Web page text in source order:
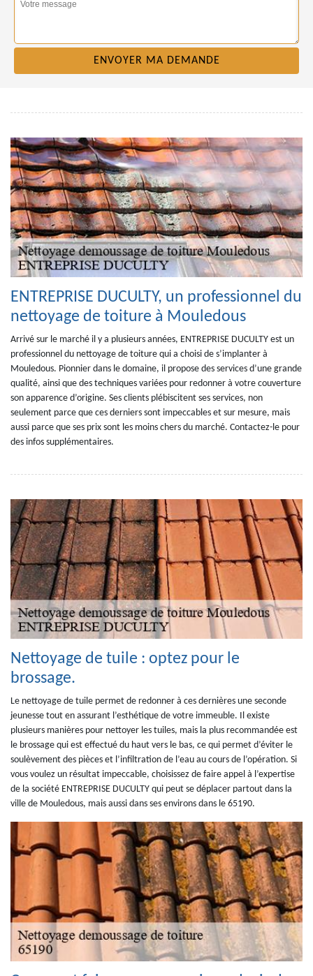
ENTREPRISE DUCULTY, un professionnel du
nettoyage de toiture à Mouledous
Arrivé sur le marché il y a plusieurs années, ENTREPRISE DUCULTY est un
professionnel du nettoyage de toiture qui a choisi de s’implanter à
Mouledous. Pionnier dans le domaine, il propose des services d’une grande
qualité, ainsi que des techniques variées pour redonner à votre couverture
son apparence d’origine. Ses clients plébiscitent ses services, non
seulement parce que ces derniers sont impeccables et sur mesure, mais
aussi parce que ses prix sont les moins chers du marché. Contactez-le pour
des infos supplémentaires.
Nettoyage de tuile : optez pour le
brossage.
Le nettoyage de tuile permet de redonner à ces dernières une seconde
jeunesse tout en assurant l’esthétique de votre immeuble. Il existe
plusieurs manières pour nettoyer les tuiles, mais la plus recommandée est
le brossage qui est effectué du haut vers le bas, ce qui permet d’éviter le
soulèvement des pièces et l’infiltration de l’eau au cours de l’opération. Si
vous voulez un résultat impeccable, choisissez de faire appel à l’expertise
de la société ENTREPRISE DUCULTY qui peut se déplacer partout dans la
ville de Mouledous, mais aussi dans ses environs dans le 65190.